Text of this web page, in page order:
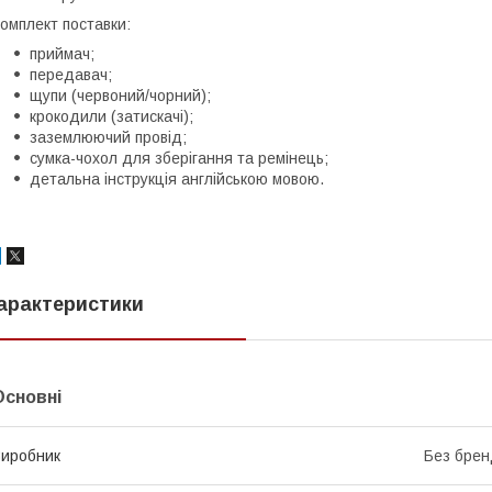
поставки:
приймач;
передавач;
щупи (червоний/чорний);
крокодили (затискачі);
заземлюючий провід;
сумка-чохол для зберігання та ремінець;
детальна інструкція англійською мовою.
Без